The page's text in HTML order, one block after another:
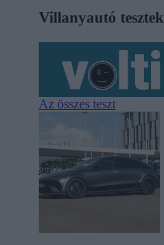
Villanyautó tesztek
Az összes teszt